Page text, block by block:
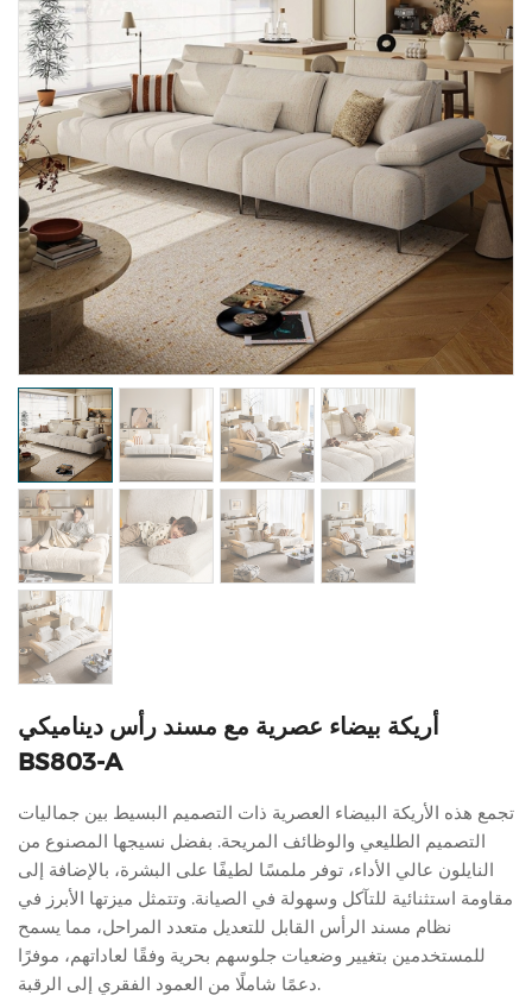
أريكة بيضاء عصرية مع مسند رأس ديناميكي
BS803-A
تجمع هذه الأريكة البيضاء العصرية ذات التصميم البسيط بين جماليات
التصميم الطليعي والوظائف المريحة. بفضل نسيجها المصنوع من
النايلون عالي الأداء، توفر ملمسًا لطيفًا على البشرة، بالإضافة إلى
مقاومة استثنائية للتآكل وسهولة في الصيانة. وتتمثل ميزتها الأبرز في
نظام مسند الرأس القابل للتعديل متعدد المراحل، مما يسمح
للمستخدمين بتغيير وضعيات جلوسهم بحرية وفقًا لعاداتهم، موفرًا
دعمًا شاملًا من العمود الفقري إلى الرقبة.